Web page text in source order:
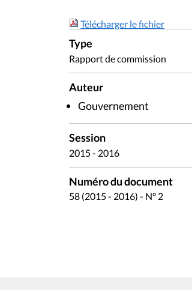
Télécharger le fichier
Type
Rapport de commission
Auteur
Gouvernement
Session
2015 - 2016
Numéro du document
58 (2015 - 2016) - N° 2